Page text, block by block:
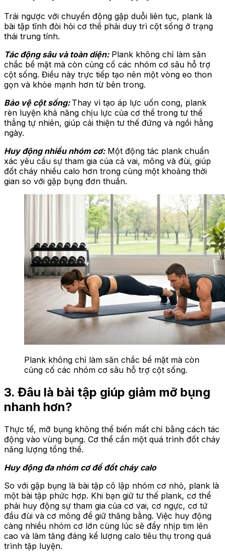
Trái ngược với chuyển động gập duỗi liên tục, plank là
bài tập tĩnh đòi hỏi cơ thể phải duy trì cột sống ở trạng
thái trung tính.
Tác động sâu và toàn diện:Plank không chỉ làm săn
chắc bề mặt mà còn củng cố các nhóm cơ sâu hỗ trợ
cột sống. Điều này trực tiếp tạo nên một vòng eo thon
gọn và khỏe mạnh hơn từ bên trong.
Bảo vệ cột sống: Thay vì tạo áp lực uốn cong, plank
rèn luyện khả năng chịu lực của cơ thể trong tư thế
thẳng tự nhiên, giúp cải thiện tư thế đứng và ngồi hằng
ngày.
Huy động nhiều nhóm cơ:Một động tác plank chuẩn
xác yêu cầu sự tham gia của cả vai, mông và đùi, giúp
đốt cháy nhiều calo hơn trong cùng một khoảng thời
gian so với gập bụng đơn thuần.
Plank không chỉ làm săn chắc bề mặt mà còn
củng cố các nhóm cơ sâu hỗ trợ cột sống.
3. Đâu là bài tập giúp giảm mỡ bụng
nhanh hơn?
Thực tế, mỡ bụng không thể biến mất chỉ bằng cách tác
động vào vùng bụng. Cơ thể cần một quá trình đốt cháy
năng lượng tổng thể.
Huy động đa nhóm cơ để đốt cháy calo
So với gập bụng là bài tập cô lập nhóm cơ nhỏ, plank là
một bài tập phức hợp. Khi bạn giữ tư thế plank, cơ thể
phải huy động sự tham gia của cơ vai, cơ ngực, cơ tứ
đầu đùi và cơ mông để giữ thăng bằng. Việc huy động
càng nhiều nhóm cơ lớn cùng lúc sẽ đẩy nhịp tim lên
cao và làm tăng đáng kể lượng calo tiêu thụ trong quá
trình tập luyện.